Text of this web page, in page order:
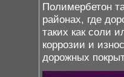
Полимербетон
районах, где
таких как соли
коррозии и
дорожных